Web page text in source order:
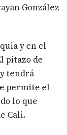
González
y en el
pitazo de
tendrá
permite el
lo que
Cali.